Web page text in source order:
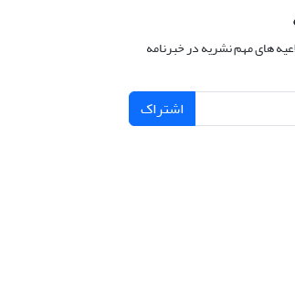
های مهم نشریه در خبرنامه
اشتراک